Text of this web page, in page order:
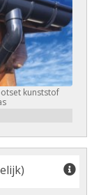
kunststof